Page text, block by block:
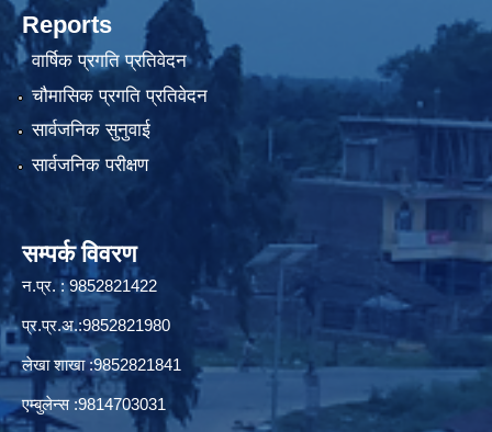
Reports
वार्षिक प्रगति प्रतिवेदन
चौमासिक प्रगति प्रतिवेदन
सार्वजनिक सुनुवाई
सार्वजनिक परीक्षण
सम्पर्क विवरण
न.प्र. : 9852821422
प्र.प्र.अ.:9852821980
लेखा शाखा :9852821841
एम्बुलेन्स :9814703031